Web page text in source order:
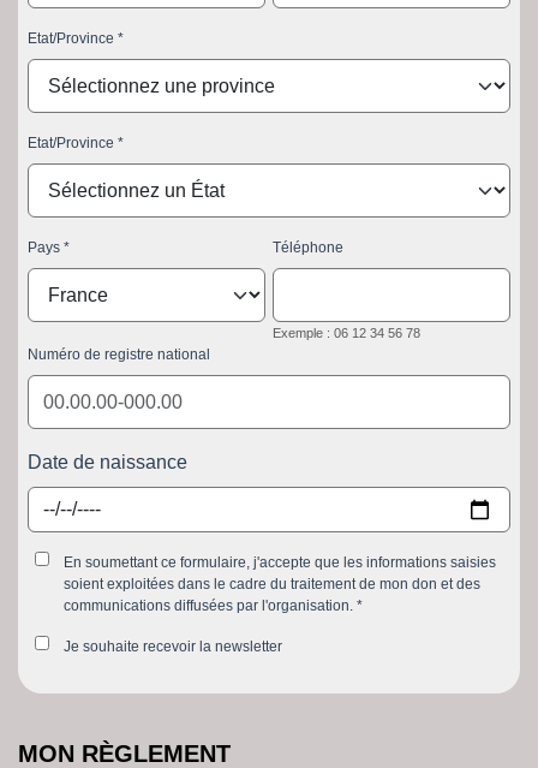
Etat/Province
Etat/Province
Pays Téléphone
Exemple : 06 12 34 56 78
Numéro de registre national
Date de naissance
En soumettant ce formulaire, j'accepte que les informations saisies
soient exploitées dans le cadre du traitement de mon don et des
communications diffusées par l'organisation.
Je souhaite recevoir la newsletter
MON RÈGLEMENT